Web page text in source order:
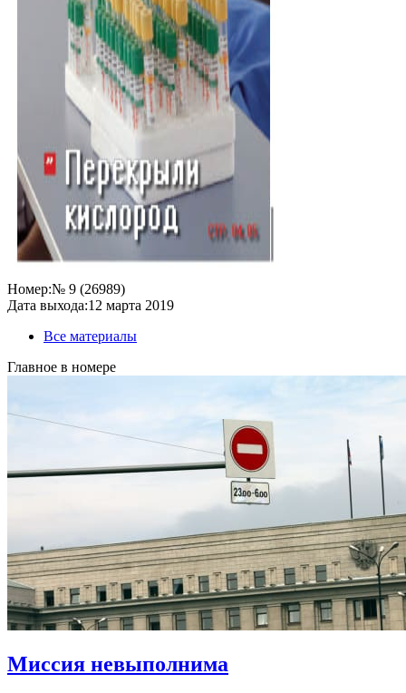
Номер:№ 9 (26989)
Дата выхода:12 марта 2019
Все материалы
Главное в номере
Миссия невыполнима